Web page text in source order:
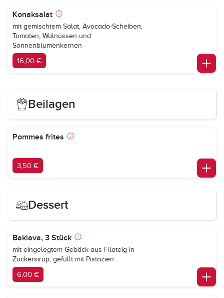
Konaksalat
mit gemischtem Salat, Avocado-Scheiben,
Tomaten, Walnüssen und
Sonnenblumenkernen
16,00 €
Beilagen
Pommes frites
3,50 €
Dessert
Baklava, 3 Stück
mit eingelegtem Gebäck aus Filoteig in
Zuckersirup, gefüllt mit Pistazien
6,00 €